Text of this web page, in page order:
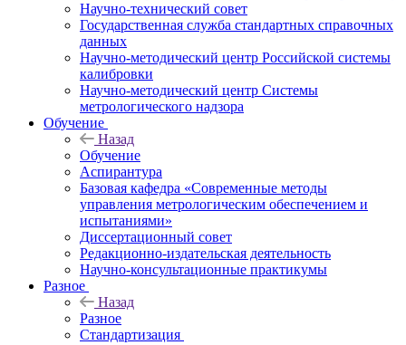
Научно-технический совет
Государственная служба стандартных справочных
данных
Научно-методический центр Российской системы
калибровки
Научно-методический центр Системы
метрологического надзора
Обучение
Назад
Обучение
Аспирантура
Базовая кафедра «Современные методы
управления метрологическим обеспечением и
испытаниями»
Диссертационный совет
Редакционно-издательская деятельность
Научно-консультационные практикумы
Разное
Назад
Разное
Стандартизация